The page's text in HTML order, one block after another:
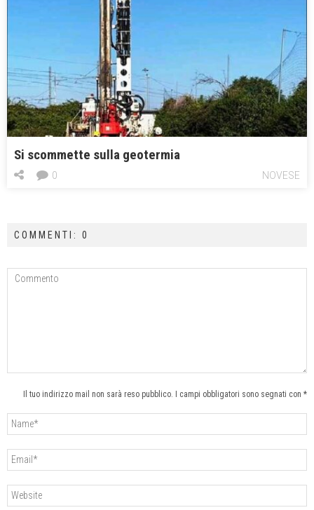
Si scommette sulla geotermia
NOVESE
0
COMMENTI: 0
Il tuo indirizzo mail non sarà reso pubblico. I campi obbligatori sono segnati con *